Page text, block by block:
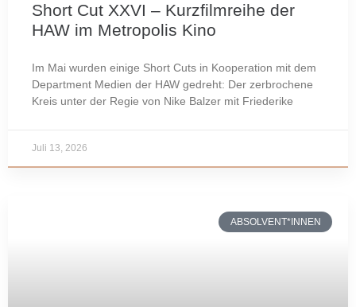
Short Cut XXVI – Kurzfilmreihe der
HAW im Metropolis Kino
Im Mai wurden einige Short Cuts in Kooperation mit dem
Department Medien der HAW gedreht: Der zerbrochene
Kreis unter der Regie von Nike Balzer mit Friederike
Juli 13, 2026
ABSOLVENT*INNEN